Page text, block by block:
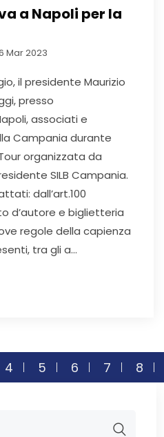
a Napoli per la
Mar 2023
il presidente Maurizio
presso
associati e
Campania durante
organizzata da
SILB Campania.
dall’art.100
d’autore e biglietteria
regole della capienza
tra gli a...
4 5 6 7 8